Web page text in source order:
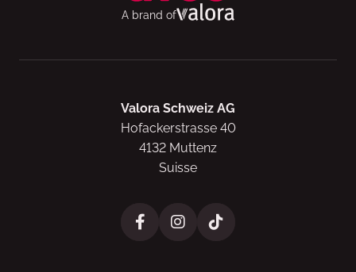
A brand of
Valora Schweiz AG
Hofackerstrasse 40
4132 Muttenz
Suisse